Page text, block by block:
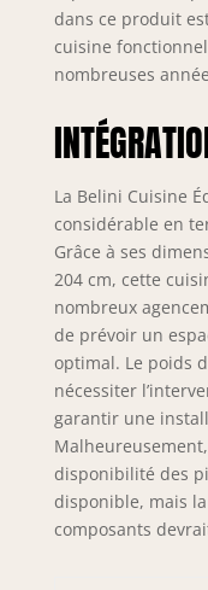
dans ce produit
cuisine
nombreuses
La Belini Cuisine
considérable en
Grâce à ses
204 cm, cette
nombreux
de prévoir un
optimal. Le poids
nécessiter
garantir une
disponibilité des
disponible, mais
composants